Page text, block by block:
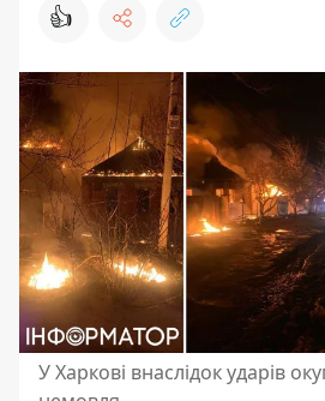
👍
У Харкові внаслідок ударів